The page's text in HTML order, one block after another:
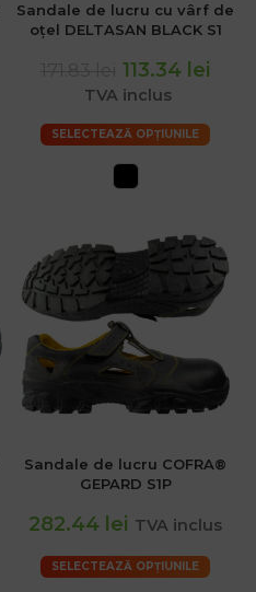
Sandale de lucru cu vârf de
oțel DELTASAN BLACK S1
113.34 lei
TVA inclus
SELECTEAZĂ OPȚIUNILE
Sandale de lucru COFRA®
GEPARD S1P
282.44 lei TVA inclus
SELECTEAZĂ OPȚIUNILE